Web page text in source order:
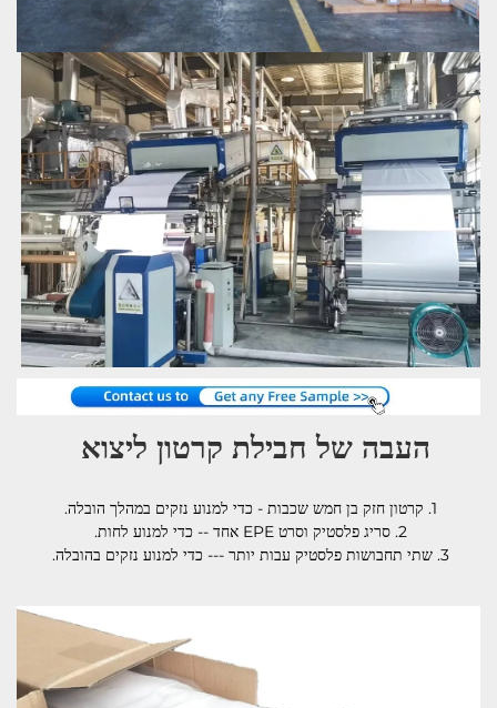
העבה של חבילת קרטון ליצוא
1. קרטון חזק בן חמש שכבות - כדי למנוע נזקים במהלך הובלה.
2. סריג פלסטיק וסרט EPE אחד -- כדי למנוע לחות.
3. שתי תחבושות פלסטיק עבות יותר --- כדי למנוע נזקים בהובלה.